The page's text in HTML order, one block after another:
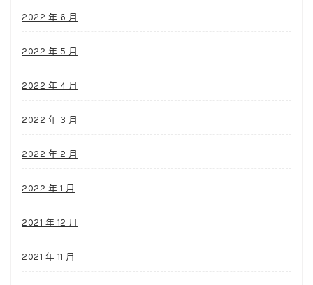
2022 年 6 月
2022 年 5 月
2022 年 4 月
2022 年 3 月
2022 年 2 月
2022 年 1 月
2021 年 12 月
2021 年 11 月